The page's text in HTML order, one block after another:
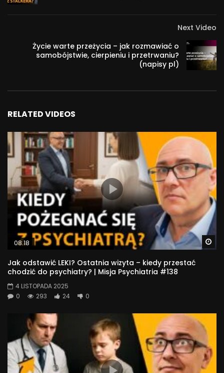
Next Video
Życie warte przeżycia – jak rozmawiać o
samobójstwie, cierpieniu i przetrwaniu?
(napisy pl)
RELATED VIDEOS
08:18
Jak odstawić LEKI? Ostatnia wizyta – kiedy przestać
chodzić do psychiatry? | Misja Psychiatria #138
4 LISTOPADA 2025
0
293 24 0